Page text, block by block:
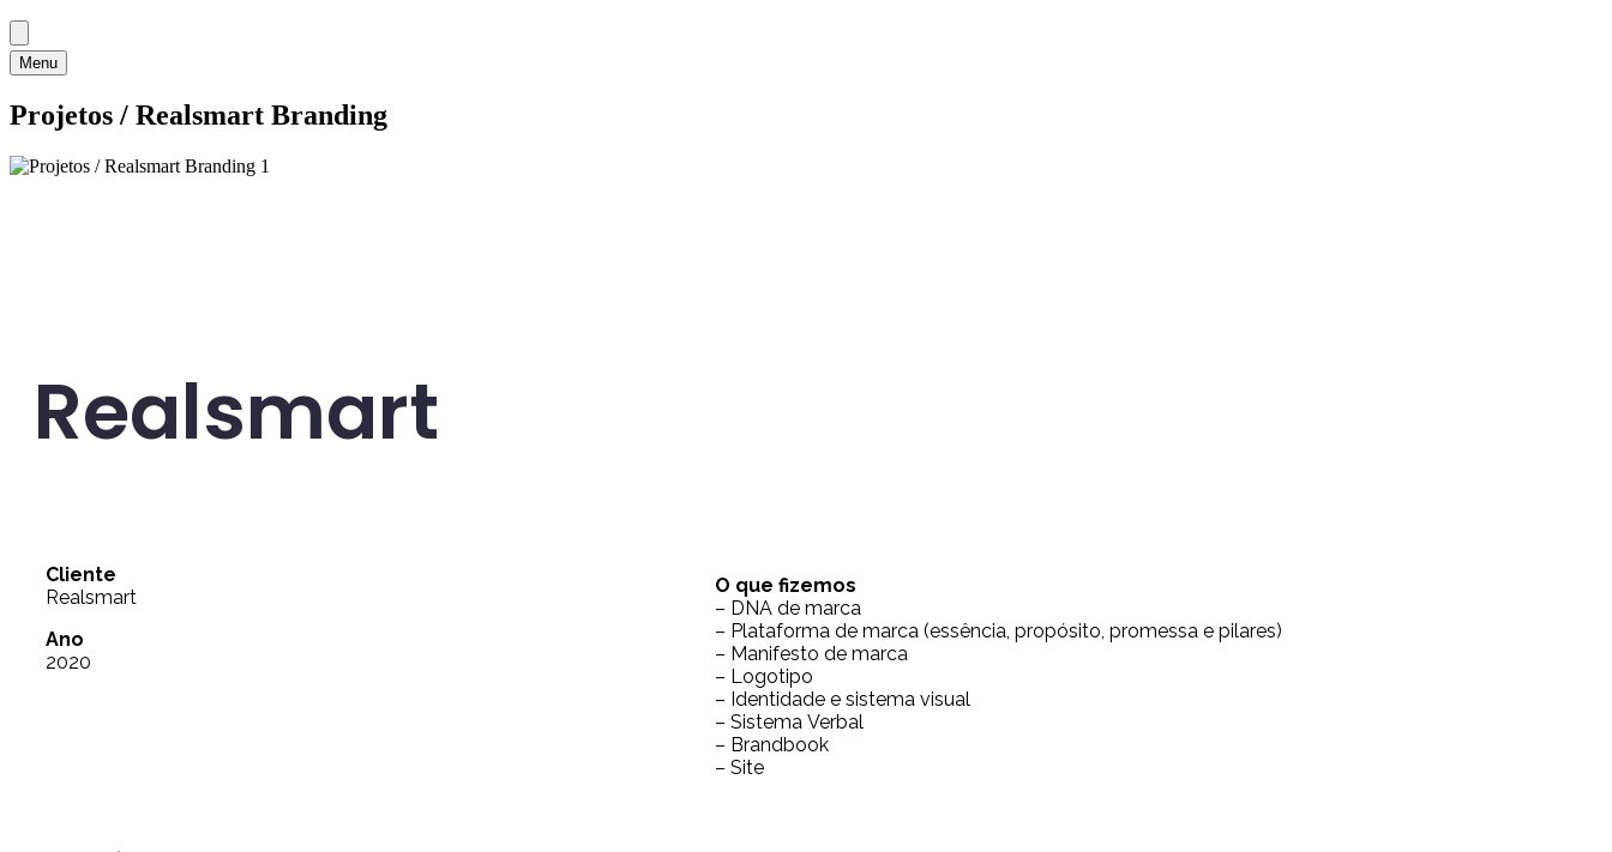
Menu
Projetos / Realsmart Branding
Realsmart
Cliente
Realsmart
Ano
2020
O que fizemos
– DNA de marca
– Plataforma de marca (essência, propósito, promessa e pilares)
– Manifesto de marca
– Logotipo
– Identidade e sistema visual
– Sistema Verbal
– Brandbook
– Site